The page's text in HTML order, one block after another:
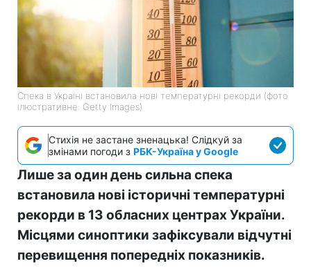
Спека в Україні встановила нові температурні рекорди (фото
ілюстративне: Getty Images)
Стихія не застане зненацька! Слідкуй за
змінами погоди з РБК-Україна у Google
Лише за один день сильна спека
встановила нові історичні температурні
рекорди в 13 обласних центрах України.
Місцями синоптики зафіксували відчутні
перевищення попередніх показників.